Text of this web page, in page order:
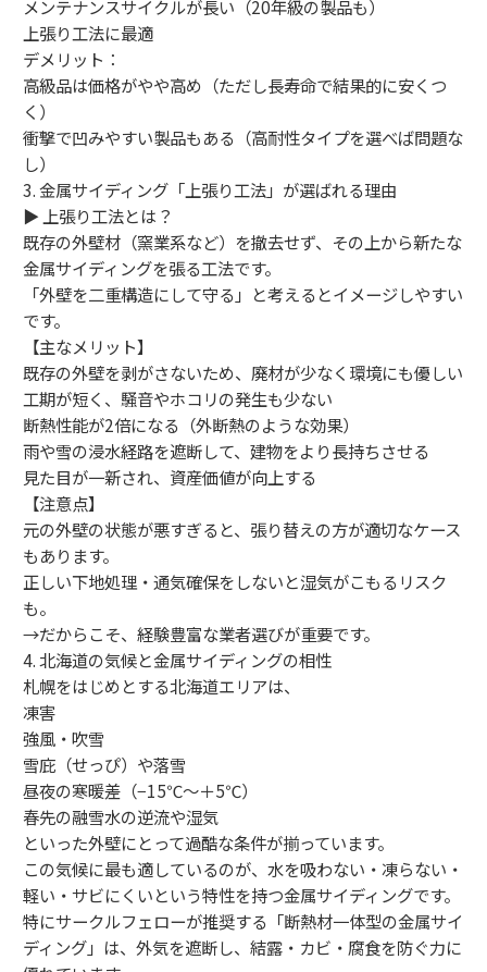
メンテナンスサイクルが長い（20年級の製品も）
上張り工法に最適
デメリット：
高級品は価格がやや高め（ただし長寿命で結果的に安くつ
く）
衝撃で凹みやすい製品もある（高耐性タイプを選べば問題な
し）
3. 金属サイディング「上張り工法」が選ばれる理由
▶ 上張り工法とは？
既存の外壁材（窯業系など）を撤去せず、その上から新たな
金属サイディングを張る工法です。
「外壁を二重構造にして守る」と考えるとイメージしやすい
です。
【主なメリット】
既存の外壁を剥がさないため、廃材が少なく環境にも優しい
工期が短く、騒音やホコリの発生も少ない
断熱性能が2倍になる（外断熱のような効果）
雨や雪の浸水経路を遮断して、建物をより長持ちさせる
見た目が一新され、資産価値が向上する
【注意点】
元の外壁の状態が悪すぎると、張り替えの方が適切なケース
もあります。
正しい下地処理・通気確保をしないと湿気がこもるリスク
も。
→だからこそ、経験豊富な業者選びが重要です。
4. 北海道の気候と金属サイディングの相性
札幌をはじめとする北海道エリアは、
凍害
強風・吹雪
雪庇（せっぴ）や落雪
昼夜の寒暖差（−15℃〜＋5℃）
春先の融雪水の逆流や湿気
といった外壁にとって過酷な条件が揃っています。
この気候に最も適しているのが、水を吸わない・凍らない・
軽い・サビにくいという特性を持つ金属サイディングです。
特にサークルフェローが推奨する「断熱材一体型の金属サイ
ディング」は、外気を遮断し、結露・カビ・腐食を防ぐ力に